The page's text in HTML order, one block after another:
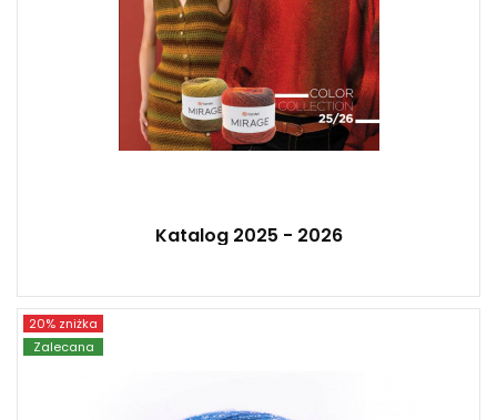
Katalog 2025 - 2026
20% zniżka
Zalecana